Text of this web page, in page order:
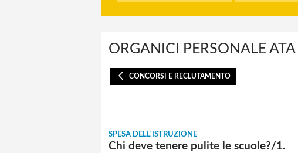
ORGANICI PERSONALE ATA
CONCORSI E RECLUTAMENTO
SPESA DELL'ISTRUZIONE
Chi deve tenere pulite le scuole?/1.